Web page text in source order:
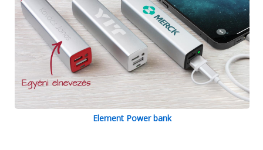
Element Power bank